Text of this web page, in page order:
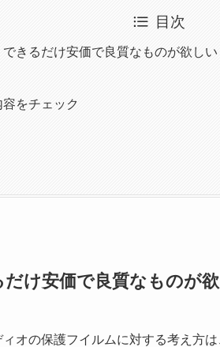
目次
きるだけ安価で良質なものが欲しい
をチェック
け安価で良質なものが欲
オの保護フイルムに対する考え方